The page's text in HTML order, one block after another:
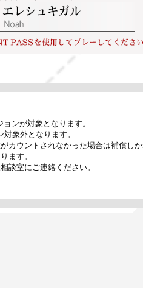
ョンが対象となります。
象外となります。
ウントされなかった場合は補償しか
ます。
談室にご連絡ください。